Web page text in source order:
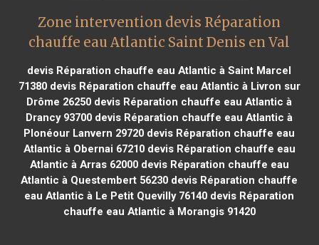
Zone intervention devis Réparation
chauffe eau Atlantic Saint Denis en Val
devis Réparation chauffe eau Atlantic à Saint Marcel
71380devis Réparation chauffe eau Atlantic à Livron sur
Drôme 26250 devis Réparation chauffe eau Atlantic à
Drancy 93700 devis Réparation chauffe eau Atlantic à
Plonéour Lanvern 29720 devis Réparation chauffe eau
Atlantic à Obernai 67210devis Réparation chauffe eau
Atlantic à Arras 62000devis Réparation chauffe eau
Atlantic à Questembert 56230 devis Réparation chauffe
eau Atlantic à Le Petit Quevilly 76140 devis Réparation
chauffe eau Atlantic à Morangis 91420